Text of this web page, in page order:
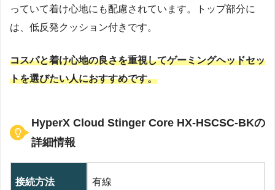
っていて着け心地にも配慮されています。トップ部分に
は、低反発クッション付きです。
コスパと着け心地の良さを重視してゲーミングヘッドセッ
トを選びたい人におすすめです。
‎HyperX Cloud Stinger Core HX-HSCSC-BKの
詳細情報
接続方法 ‎有線